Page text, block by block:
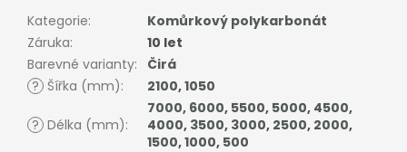
Kategorie:
Komůrkový polykarbonát
Záruka:
10 let
Barevné varianty:
Čirá
? Šířka (mm): 2100,1050
? Délka (mm):
7000, 6000, 5500, 5000, 4500,
4000, 3500, 3000, 2500, 2000,
1500,1000, 500